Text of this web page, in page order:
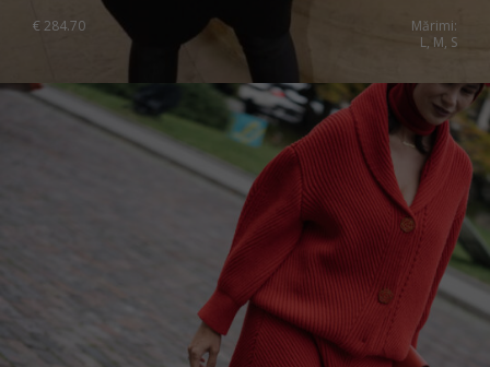
€ 284.70
Mărimi:
L, M, S